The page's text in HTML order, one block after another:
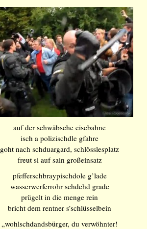
auf der schwäbsche eisebahne
isch a polizischdle gfahre
goht nach schduargard, schlösslesplatz
freut si auf sain großeinsatz
pfefferschbraypischdole g’lade
wasserwerferrohr schdehd grade
prügelt in die menge rein
bricht dem rentner s’schlüsselbein
„wohlschdandsbürger, du verwöhnter!